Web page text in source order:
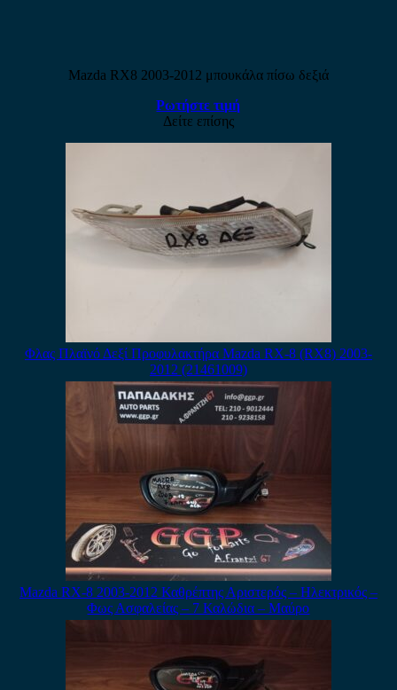
Mazda RX8 2003-2012 μπουκάλα πίσω δεξιά
Ρωτήστε τιμή
Δείτε επίσης
Φλας Πλαϊνό Δεξί Προφυλακτήρα Mazda RX-8 (RX8) 2003-
2012 (21461009)
Mazda RX-8 2003-2012 Καθρέπτης Αριστερός – Ηλεκτρικός –
Φως Ασφαλείας – 7 Καλώδια – Μαύρο